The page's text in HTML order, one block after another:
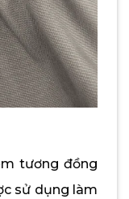
tương đồng
sử dụng làm